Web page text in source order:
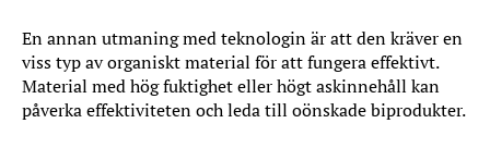
En annan utmaning med teknologin är att den kräver en
viss typ av organiskt material för att fungera effektivt.
Material med hög fuktighet eller högt askinnehåll kan
påverka effektiviteten och leda till oönskade biprodukter.